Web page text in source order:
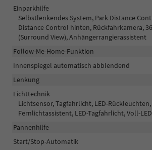
Einparkhilfe
Selbstlenkendes System, Park Distance
Distance Control hinten, Rückfahrkamera,
(Surround View), Anhängerrangierassistent
Follow-Me-Home-Funktion
Innenspiegel automatisch abblendend
Lenkung
Lichttechnik
Lichtsensor, Tagfahrlicht, LED-
Fernlichtassistent, LED-Tagfahrlicht, Voll-
Pannenhilfe
Start/Stop-Automatik